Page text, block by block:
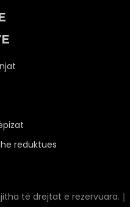
reduktues
të drejtat e rezervuara.｜